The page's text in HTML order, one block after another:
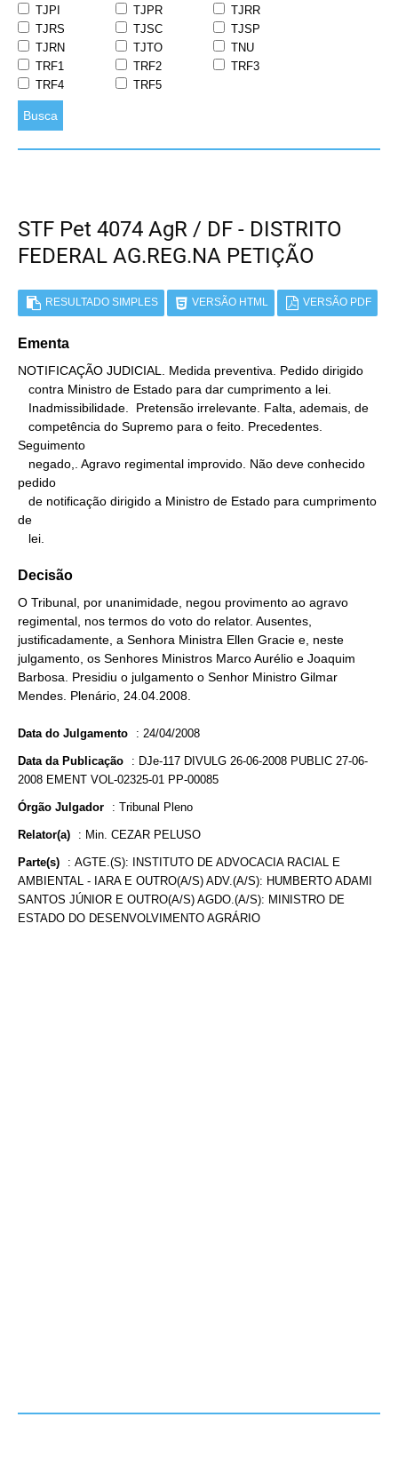
TJPI
TJPR
TJRR
TJRS
TJSC
TJSP
TJRN
TJTO
TNU
TRF1
TRF2
TRF3
TRF4
TRF5
Busca
STF Pet 4074 AgR / DF - DISTRITO
FEDERAL AG.REG.NA PETIÇÃO
RESULTADO SIMPLES VERSÃO HTML VERSÃO PDF
Ementa
NOTIFICAÇÃO JUDICIAL. Medida preventiva. Pedido dirigido
Seguimento
pedido
de
   lei.
Decisão
O Tribunal, por unanimidade, negou provimento ao agravo
regimental, nos termos do voto do relator. Ausentes,
justificadamente, a Senhora Ministra Ellen Gracie e, neste
julgamento, os Senhores Ministros Marco Aurélio e Joaquim
Barbosa. Presidiu o julgamento o Senhor Ministro Gilmar
Mendes. Plenário, 24.04.2008.
Data do Julgamento : 24/04/2008
Data da Publicação : DJe-117 DIVULG 26-06-2008 PUBLIC 27-06-
2008 EMENT VOL-02325-01 PP-00085
Órgão Julgador : Tribunal Pleno
Relator(a) : Min. CEZAR PELUSO
Parte(s) : AGTE.(S): INSTITUTO DE ADVOCACIA RACIAL E
AMBIENTAL - IARA E OUTRO(A/S) ADV.(A/S): HUMBERTO ADAMI
SANTOS JÚNIOR E OUTRO(A/S) AGDO.(A/S): MINISTRO DE
ESTADO DO DESENVOLVIMENTO AGRÁRIO